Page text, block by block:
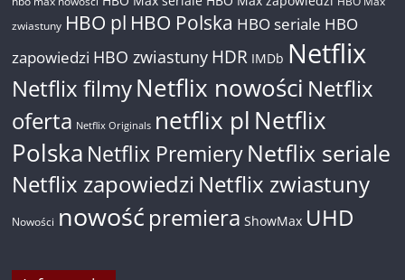
zwiastuny HBO pl HBO Polska HBO seriale HBO
zapowiedzi HBO zwiastuny HDR IMDb Netflix
Netflix filmyNetflix nowości Netflix
oferta Netflix Originals netflix pl Netflix
Polska Netflix PremieryNetflix seriale
Netflix zapowiedzi Netflix zwiastuny
Nowości nowość premiera ShowMax UHD